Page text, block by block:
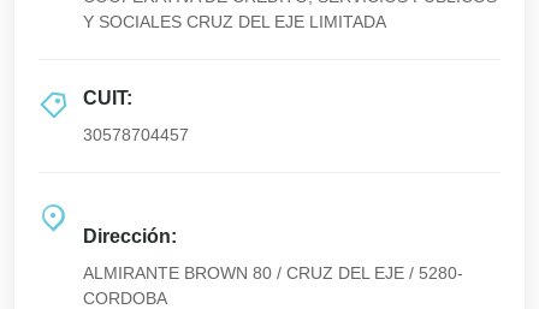
Y SOCIALES CRUZ DEL EJE LIMITADA
CUIT:
30578704457
Dirección:
ALMIRANTE BROWN 80 / CRUZ DEL EJE / 5280-
CORDOBA